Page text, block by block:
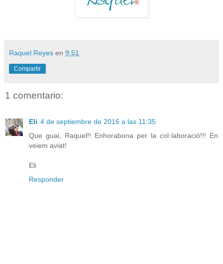
Raquel Reyes en 9:51
Compartir
1 comentario:
Eli 4 de septiembre de 2016 a las 11:35
Que guai, Raquel!! Enhorabona per la col·laboració!!! En
veiem aviat!
Eli
Responder